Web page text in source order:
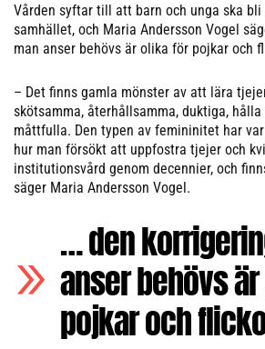
Vården syftar till att barn och unga ska
samhället, och Maria Andersson Vogel
man anser behövs är olika för pojkar och
– Det finns gamla mönster av att lära
skötsamma, återhållsamma, duktiga,
måttfulla. Den typen av femininitet har
hur man försökt att uppfostra tjejer och
institutionsvård genom decennier, och
säger Maria Andersson Vogel.
… den
anser behövs
pojkar och